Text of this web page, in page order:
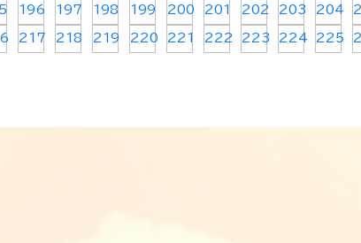
196 197 198 199 200 201 202 203 204
217 218 219 220 221 222 223 224 225